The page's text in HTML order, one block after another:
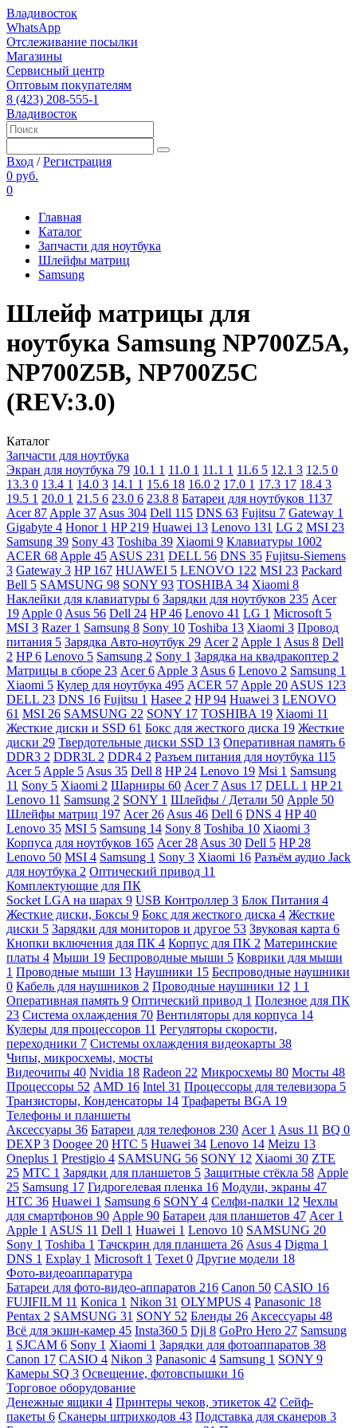
Владивосток
WhatsApp
Отслеживание посылки
Магазины
Сервисный центр
Оптовым покупателям
8 (423) 208-555-1
Владивосток
Вход /Регистрация
0 руб.
0
Главная
Каталог
Запчасти для ноутбука
Шлейфы матриц
Samsung
Шлейф матрицы для
ноутбука Samsung NP700Z5A,
NP700Z5B, NP700Z5C
(REV:3.0)
Каталог
Запчасти для ноутбука
Экран для ноутбука 79 10.1 1 11.0 1 11.1 1 11.6 5 12.1 3 12.5 0
13.3 0 13.4 1 14.0 3 14.1 1 15.6 18 16.0 2 17.0 1 17.3 17 18.4 3
19.5 1 20.0 1 21.5 6 23.0 6 23.8 8 Батареи для ноутбуков 1137
Acer87 Apple 37 Asus 304 Dell 115 DNS 63 Fujitsu 7 Gateway 1
Gigabyte 4 Honor 1 HP 219 Huawei 13 Lenovo 131 LG 2 MSI 23
Samsung 39 Sony 43 Toshiba 39 Xiaomi 9 Клавиатуры 1002
ACER 68 Apple 45 ASUS 231 DELL 56 DNS 35 Fujitsu-Siemens
3 Gateway 3 HP 167 HUAWEI 5 LENOVO 122 MSI 23 Packard
Bell 5 SAMSUNG 98 SONY 93 TOSHIBA 34 Xiaomi 8
Наклейки для клавиатуры 6 Зарядки для ноутбуков 235 Acer
19 Apple 0 Asus 56 Dell 24 HP46 Lenovo 41 LG 1 Microsoft 5
MSI 3 Razer 1 Samsung 8 Sony 10 Toshiba 13 Xiaomi 3 Провод
питания 5 Зарядка Авто-ноутбук 29 Acer 2 Apple 1 Asus 8 Dell
2 HP6 Lenovo 5 Samsung 2 Sony 1 Зарядка на квадракоптер 2
Матрицы в сборе 23 Acer6 Apple 3 Asus 6 Lenovo 2 Samsung 1
Xiaomi 5 Кулер для ноутбука 495 ACER 57 Apple 20 ASUS 123
DELL 23 DNS 16 Fujitsu 1 Hasee 2 HP94 Huawei 3 LENOVO
61 MSI 26 SAMSUNG 22 SONY 17 TOSHIBA 19 Xiaomi 11
Жесткие диски и SSD 61 Бокс для жесткого диска 19 Жесткие
диски 29 Твердотельные диски SSD 13 Оперативная память 6
DDR3 2 DDR3L 2 DDR4 2 Разъем питания для ноутбука 115
Acer 5 Apple 5 Asus 35 Dell 8 HP 24 Lenovo 19 Msi 1 Samsung
11 Sony 5 Xiaomi 2 Шарниры 60 Acer 7 Asus 17 DELL 1 HP 21
Lenovo 11 Samsung 2 SONY 1 Шлейфы / Детали 50 Apple 50
Шлейфы матриц 197 Acer 26 Asus 46 Dell 6 DNS 4 HP40
Lenovo 35 MSI 5 Samsung 14 Sony 8 Toshiba 10 Xiaomi 3
Корпуса для ноутбуков 165 Acer 28 Asus 30 Dell 5 HP 28
Lenovo 50 MSI 4 Samsung 1 Sony 3 Xiaomi 16 Разъём аудио Jack
для ноутбука 2 Оптический привод 11
Комплектующие для ПК
Socket LGA на шарах 9 USB Контроллер 3 Блок Питания 4
Жесткие диски, Боксы 9 Бокс для жесткого диска 4 Жесткие
диски 5 Зарядки для мониторов и другое 53 Звуковая карта 6
Кнопки включения для ПК 4 Корпус для ПК 2 Материнские
платы 4 Мыши 19 Беспроводные мыши 5 Коврики для мыши
1 Проводные мыши 13 Наушники 15 Беспроводные наушники
0 Кабель для наушников 2 Проводные наушники 12 1 1
Оперативная память 9 Оптический привод 1 Полезное для ПК
23 Система охлаждения 70 Вентиляторы для корпуса 14
Кулеры для процессоров 11 Регуляторы скорости,
переходники 7 Системы охлаждения видеокарты 38
Чипы, микросхемы, мосты
Видеочипы 40 Nvidia 18 Radeon 22 Микросхемы 80 Мосты 48
Процессоры 52 AMD 16 Intel 31 Процессоры для телевизора 5
Транзисторы, Конденсаторы 14 Трафареты BGA 19
Телефоны и планшеты
Аксессуары 36 Батареи для телефонов 230 Acer 1 Asus 11 BQ 0
DEXP3 Doogee 20 HTC 5 Huawei 34 Lenovo 14 Meizu 13
Oneplus 1 Prestigio 4 SAMSUNG 56 SONY 12 Xiaomi 30 ZTE
25 МТС 1 Зарядки для планшетов 5 Защитные стёкла 58 Apple
25 Samsung 17 Гидрогелевая пленка 16 Модули, экраны 47
HTC 36 Huawei 1 Samsung 6 SONY 4 Селфи-палки 12 Чехлы
для смартфонов 90 Apple 90 Батареи для планшетов 47 Acer 1
Apple 1 ASUS 11 Dell 1 Huawei 1 Lenovo 10 SAMSUNG 20
Sony 1 Toshiba 1 Тачскрин для планшета 26 Asus 4 Digma 1
DNS 1 Explay 1 Microsoft 1 Texet 0 Другие модели 18
Фото-видеоаппаратура
Батареи для фото-видео-аппаратов 216 Canon 50 CASIO 16
FUJIFILM 11 Konica 1 Nikon 31 OLYMPUS 4 Panasonic 18
Pentax 2 SAMSUNG 31 SONY 52 Бленды 26 Аксессуары 48
Всё для экшн-камер 45 Insta360 5 Dji 8 GoPro Hero 27 Samsung
1 SJCAM 6 Sony 1 Xiaomi 1 Зарядки для фотоаппаратов 38
Canon 17 CASIO 4 Nikon 3 Panasonic 4 Samsung 1 SONY 9
Камеры SQ 3 Освещение, фотовспышки 16
Торговое оборудование
Денежные ящики 4 Принтеры чеков, этикеток 42 Сейф-
пакеты 6 Сканеры штрихкодов 43 Подставка для сканеров 3